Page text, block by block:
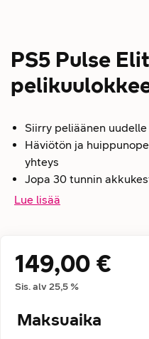
PS5 Pulse
Siirry peliäänen
Häviötön ja
yhteys
Jopa 30 tunnin
Lue lisää
Hintatiedot
149,00 €
Sis. alv25,5 %
Maksuaika